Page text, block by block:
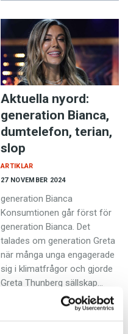
Aktuella nyord:
generation Bianca,
dumtelefon, terian,
slop
27 NOVEMBER 2024
ARTIKLAR
generation Bianca
Konsumtionen går först för
generation Bianca. Det
talades om generation Greta
när många unga engagerade
sig i klimatfrågor och gjorde
Greta Thunberg sällskap…